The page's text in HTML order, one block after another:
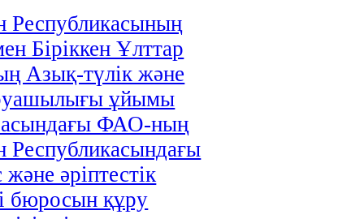
Республикасының
Біріккен Ұлттар
Азық-түлік және
ұйымы
ФАО-ның
Республикасындағы
әріптестік
бюросын құру